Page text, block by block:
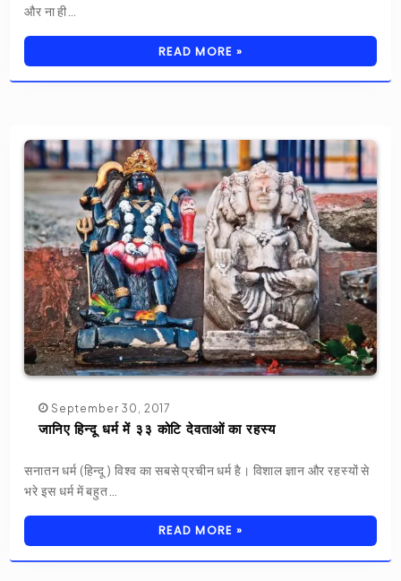
और ना ही…
READ MORE »
September 30, 2017
जानिए हिन्दू धर्म में ३३ कोटि देवताओं का रहस्य
सनातन धर्म (हिन्दू ) विश्व का सबसे प्रचीन धर्म है। विशाल ज्ञान और रहस्यों से
भरे इस धर्म में बहुत…
READ MORE »